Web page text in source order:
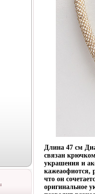
Длина 47 см
связан
украшения и
кажеаофиотся,
что он
оригинальное